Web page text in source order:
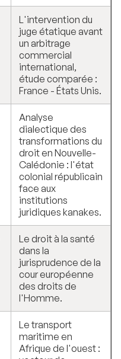
L'intervention du
juge étatique avant
un arbitrage
commercial
international,
étude comparée :
France - États Unis.
Analyse
dialectique des
transformations du
droit en Nouvelle-
Calédonie : l'état
colonial républicain
face aux
institutions
juridiques kanakes.
Le droit à la santé
dans la
jurisprudence de la
cour européenne
des droits de
l'Homme.
Le transport
maritime en
Afrique de l'ouest :